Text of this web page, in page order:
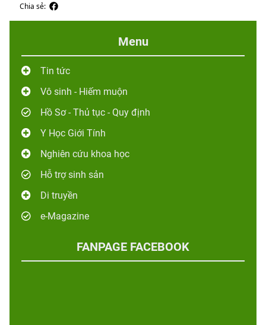
Chia sẻ:
Menu
Tin tức
Vô sinh - Hiếm muộn
Hồ Sơ - Thủ tục - Quy định
Y Học Giới Tính
Nghiên cứu khoa học
Hỗ trợ sinh sản
Di truyền
e-Magazine
FANPAGE FACEBOOK